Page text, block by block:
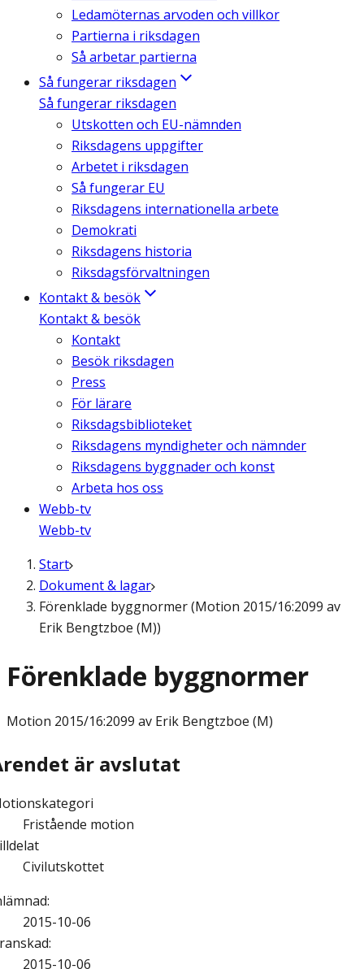
Ledamöternas arvoden och villkor
Partierna i riksdagen
Så arbetar partierna
Så fungerar riksdagen
Så fungerar riksdagen
Utskotten och EU-nämnden
Riksdagens uppgifter
Arbetet i riksdagen
Så fungerar EU
Riksdagens internationella arbete
Demokrati
Riksdagens historia
Riksdagsförvaltningen
Kontakt & besök
Kontakt & besök
Kontakt
Besök riksdagen
Press
För lärare
Riksdagsbiblioteket
Riksdagens myndigheter och nämnder
Riksdagens byggnader och konst
Arbeta hos oss
Webb-tv
Webb-tv
Start
Dokument & lagar
Förenklade byggnormer (Motion 2015/16:2099 av
Erik Bengtzboe (M))
Förenklade byggnormer
Motion 2015/16:2099 av Erik Bengtzboe (M)
är avslutat
Fristående motion
Civilutskottet
:
2015-10-06
:
2015-10-06